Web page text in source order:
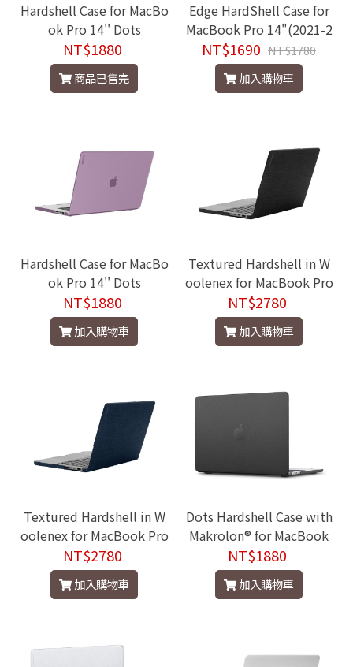
Hardshell Case for MacBo
ok Pro 14'' Dots
NT$1880
商品已售完
Edge HardShell Case for
MacBook Pro 14"(2021-2
024年)
NT$1690 NT$1780
加入購物車
Hardshell Case for MacBo
ok Pro 14'' Dots
NT$1880
加入購物車
Textured Hardshell in W
oolenex for MacBook Pro
14''
NT$2780
加入購物車
Textured Hardshell in W
oolenex for MacBook Pro
14''
NT$2780
加入購物車
Dots Hardshell Case with
Makrolon® for MacBook
Air 13"(M2-M5, 2022-202
5)
NT$1880
加入購物車